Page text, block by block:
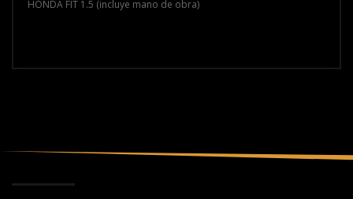
HONDA FIT 1.5 (incluye mano de obra)